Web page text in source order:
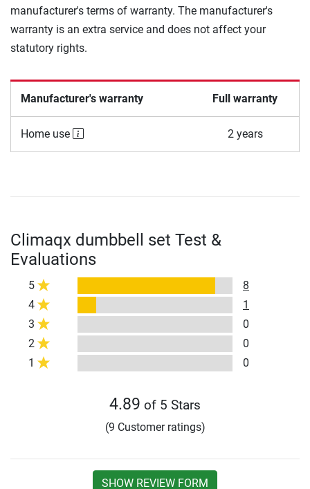
manufacturer's terms of warranty. The manufacturer's
warranty is an extra service and does not affect your
statutory rights.
Manufacturer's warranty Full warranty
Home use 2 years
Climaqx dumbbell set Test &
Evaluations
5
8
4
1
3
0
2
0
1
0
4.89 of 5 Stars
(9 Customer ratings)
SHOW REVIEW FORM